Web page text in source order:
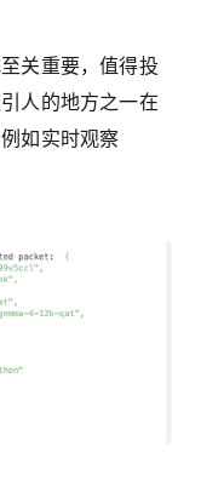
关重要，值得投
人的地方之一在
如实时观察